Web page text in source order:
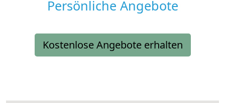
Persönliche Angebote
Kostenlose Angebote erhalten